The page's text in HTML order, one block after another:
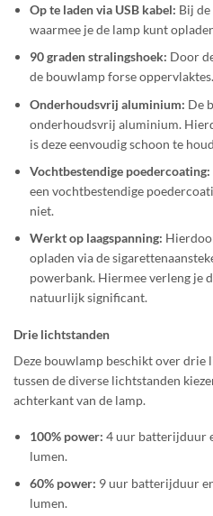
Op te laden via USB kabel: Bij de
waarmee je de lamp kunt
90 graden stralingshoek: Door
de bouwlamp forse oppervlaktes.
Onderhoudsvrij aluminium: De
onderhoudsvrij aluminium.
is deze eenvoudig schoon te
Vochtbestendige poedercoating:
een vochtbestendige
niet.
Werkt op laagspanning:
opladen via de
powerbank. Hiermee verleng je
natuurlijk significant.
Drie lichtstanden
Deze bouwlamp beschikt over drie
tussen de diverse lichtstanden
achterkant van de lamp.
100% power: 4 uur batterijduur
lumen.
60% power: 9 uur batterijduur
lumen.